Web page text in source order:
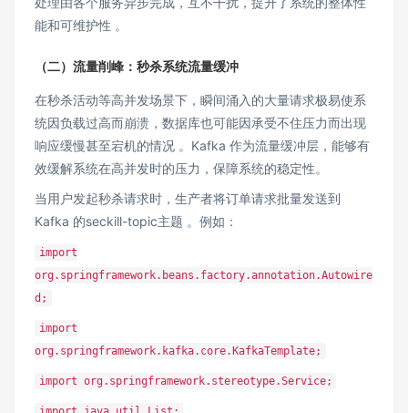
能和可维护性 。
（二）流量削峰：秒杀系统流量缓冲
在秒杀活动等高并发场景下，瞬间涌入的大量请求极易使系
统因负载过高而崩溃，数据库也可能因承受不住压力而出现
响应缓慢甚至宕机的情况 。Kafka 作为流量缓冲层，能够有
效缓解系统在高并发时的压力，保障系统的稳定性。
当用户发起秒杀请求时，生产者将订单请求批量发送到
Kafka 的seckill-topic主题 。例如：
import
org.springframework.beans.factory.annotation.Autowire
d;
import
org.springframework.kafka.core.KafkaTemplate;
import org.springframework.stereotype.Service;